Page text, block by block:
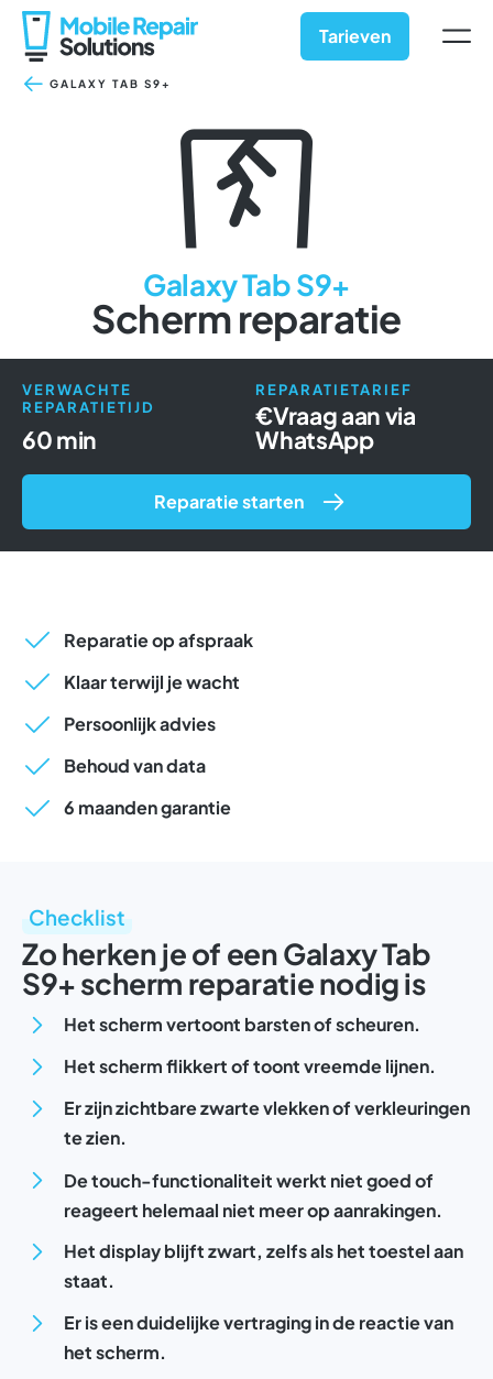
naar
inhoud
Tarieven
GALAXY TAB S9+
Galaxy Tab S9+
Scherm reparatie
REPARATIETARIEF
€Vraag aan via
WhatsApp
VERWACHTE
REPARATIETIJD
60 min
Reparatie starten
Reparatie op afspraak
Klaar terwijl je wacht
Persoonlijk advies
Behoud van data
6 maanden garantie
Checklist
Zo herken je of een Galaxy Tab
S9+ scherm reparatie nodig is
Het scherm vertoont barsten of scheuren.
Het scherm flikkert of toont vreemde lijnen.
Er zijn zichtbare zwarte vlekken of verkleuringen
te zien.
De touch-functionaliteit werkt niet goed of
reageert helemaal niet meer op aanrakingen.
Het display blijft zwart, zelfs als het toestel aan
staat.
Er is een duidelijke vertraging in de reactie van
het scherm.